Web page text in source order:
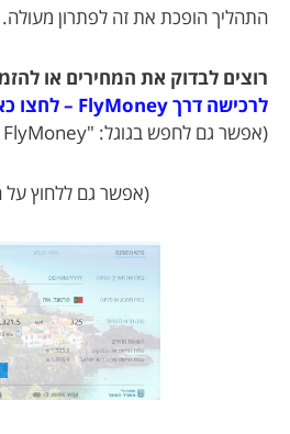
התהליך הופכת את זה לפתרון מעולה.
רוצים לבדוק את המחירים או
לרכישה דרך FlyMoney – לחצו כאן…
(אפשר גם לחפש בגוגל: "FlyMoney רכישת מט"ח").
(אפשר גם ללחוץ על